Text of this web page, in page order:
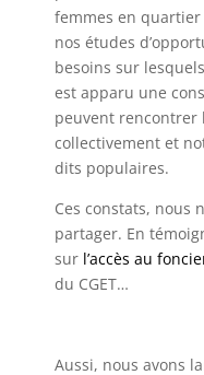
femmes en
nos études
besoins sur
est apparu une
peuvent rencontrer
collectivement et
dits populaires.
Ces constats, nous
partager. En
sur l’accès au
du CGET…
Aussi, nous avons